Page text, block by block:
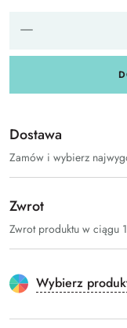
Dostawa
Zamów i wybierz
Zwrot
Zwrot produktu w ciągu
Wybierz